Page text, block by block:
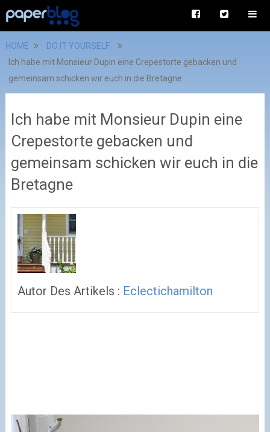
HOME
DO IT YOURSELF
Ich habe mit Monsieur Dupin eine Crepestorte gebacken und
gemeinsam schicken wir euch in die Bretagne
Ich habe mit Monsieur Dupin eine
Crepestorte gebacken und
gemeinsam schicken wir euch in die
Bretagne
Autor Des Artikels : Eclectichamilton